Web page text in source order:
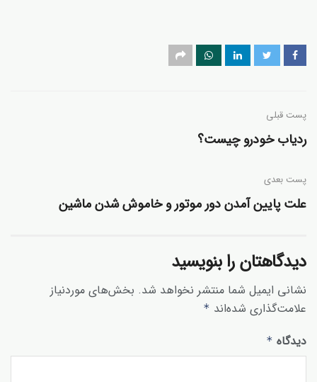
پست قبلی
ردیاب خودرو چیست؟
پست‌ بعدی
علت پایین آمدن دور موتور و خاموش شدن ماشین
دیدگاهتان را بنویسید
نشانی ایمیل شما منتشر نخواهد شد. بخش‌های موردنیاز
علامت‌گذاری شده‌اند *
دیدگاه *